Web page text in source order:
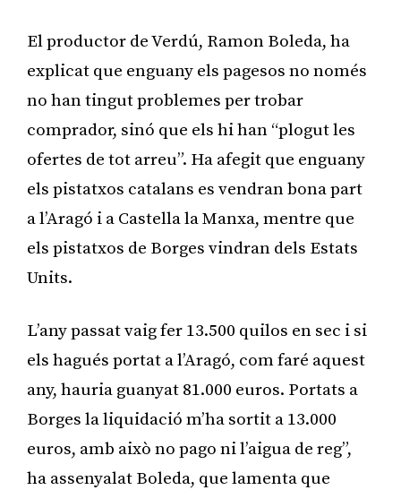
El productor de Verdú, Ramon Boleda, ha
explicat que enguany els pagesos no només
no han tingut problemes per trobar
comprador, sinó que els hi han “plogut les
ofertes de tot arreu”. Ha afegit que enguany
els pistatxos catalans es vendran bona part
a l’Aragó i a Castella la Manxa, mentre que
els pistatxos de Borges vindran dels Estats
Units.
L’any passat vaig fer 13.500 quilos en sec i si
els hagués portat a l’Aragó, com faré aquest
any, hauria guanyat 81.000 euros. Portats a
Borges la liquidació m’ha sortit a 13.000
euros, amb això no pago ni l’aigua de reg”,
ha assenyalat Boleda, que lamenta que